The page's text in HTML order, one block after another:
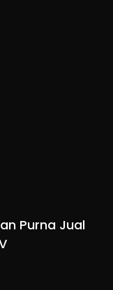
Purna Jual